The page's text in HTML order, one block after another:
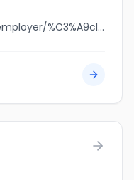
jobbank.gc.ca/browsejobs/employer/%C3%A9cluses+st-lambert%2C+sec/ca